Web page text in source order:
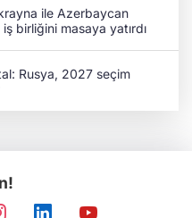
ile Azerbaycan
birliğini masaya yatırdı
Rusya, 2027 seçim